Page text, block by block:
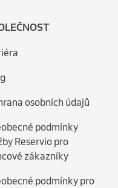
osobních údajů
podmínky
Reservio pro
zákazníky
podmínky pro